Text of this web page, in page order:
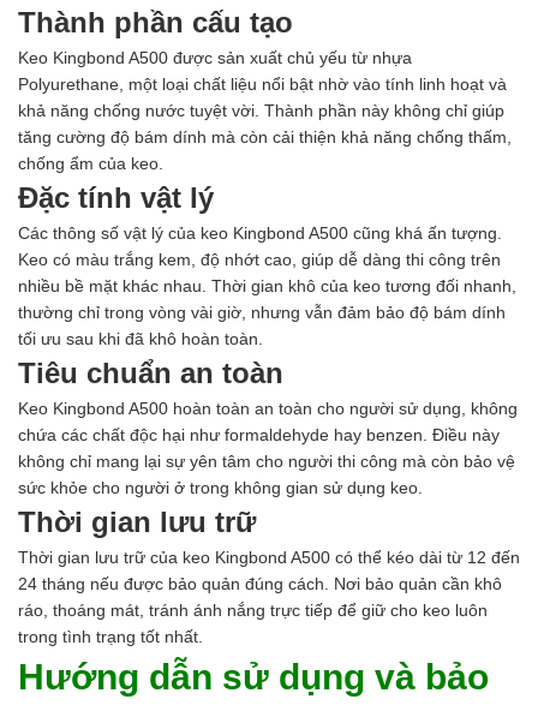
Thành phần cấu tạo
Keo Kingbond A500 được sản xuất chủ yếu từ nhựa
Polyurethane, một loại chất liệu nổi bật nhờ vào tính linh hoạt và
khả năng chống nước tuyệt vời. Thành phần này không chỉ giúp
tăng cường độ bám dính mà còn cải thiện khả năng chống thấm,
chống ẩm của keo.
Đặc tính vật lý
Các thông số vật lý của keo Kingbond A500 cũng khá ấn tượng.
Keo có màu trắng kem, độ nhớt cao, giúp dễ dàng thi công trên
nhiều bề mặt khác nhau. Thời gian khô của keo tương đối nhanh,
thường chỉ trong vòng vài giờ, nhưng vẫn đảm bảo độ bám dính
tối ưu sau khi đã khô hoàn toàn.
Tiêu chuẩn an toàn
Keo Kingbond A500 hoàn toàn an toàn cho người sử dụng, không
chứa các chất độc hại như formaldehyde hay benzen. Điều này
không chỉ mang lại sự yên tâm cho người thi công mà còn bảo vệ
sức khỏe cho người ở trong không gian sử dụng keo.
Thời gian lưu trữ
Thời gian lưu trữ của keo Kingbond A500 có thể kéo dài từ 12 đến
24 tháng nếu được bảo quản đúng cách. Nơi bảo quản cần khô
ráo, thoáng mát, tránh ánh nắng trực tiếp để giữ cho keo luôn
trong tình trạng tốt nhất.
Hướng dẫn sử dụng và bảo